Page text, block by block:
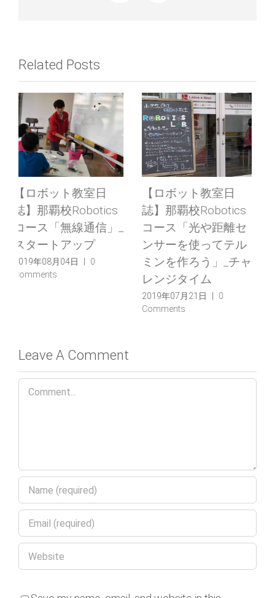
Related Posts
【ロボット教室日
誌】那覇校Robotics
コース「光や距離セ
ンサーを使ってテル
ミンを作ろう」_スタ
ートアップ
【7/21 特別体験教
室】【那覇】大人気
企画！スイスイ進む
ホバークラフトを作
ろう！
2019年07月01日
Comments
Leave A Comment
Comment